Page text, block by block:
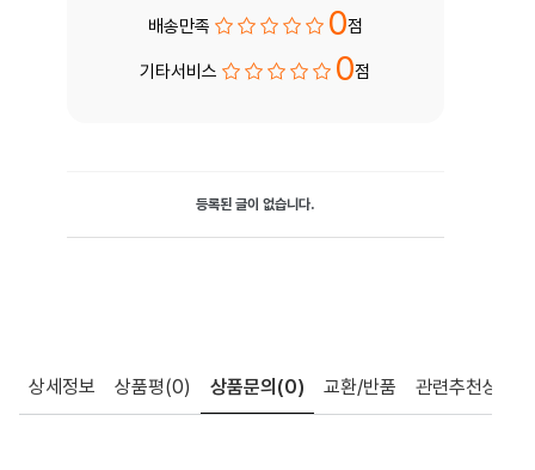
배송만족 0점
기타서비스 0점
등록된 글이 없습니다.
상세정보 상품평(0) 상품문의 (0) 교환/반품 관련추천상품